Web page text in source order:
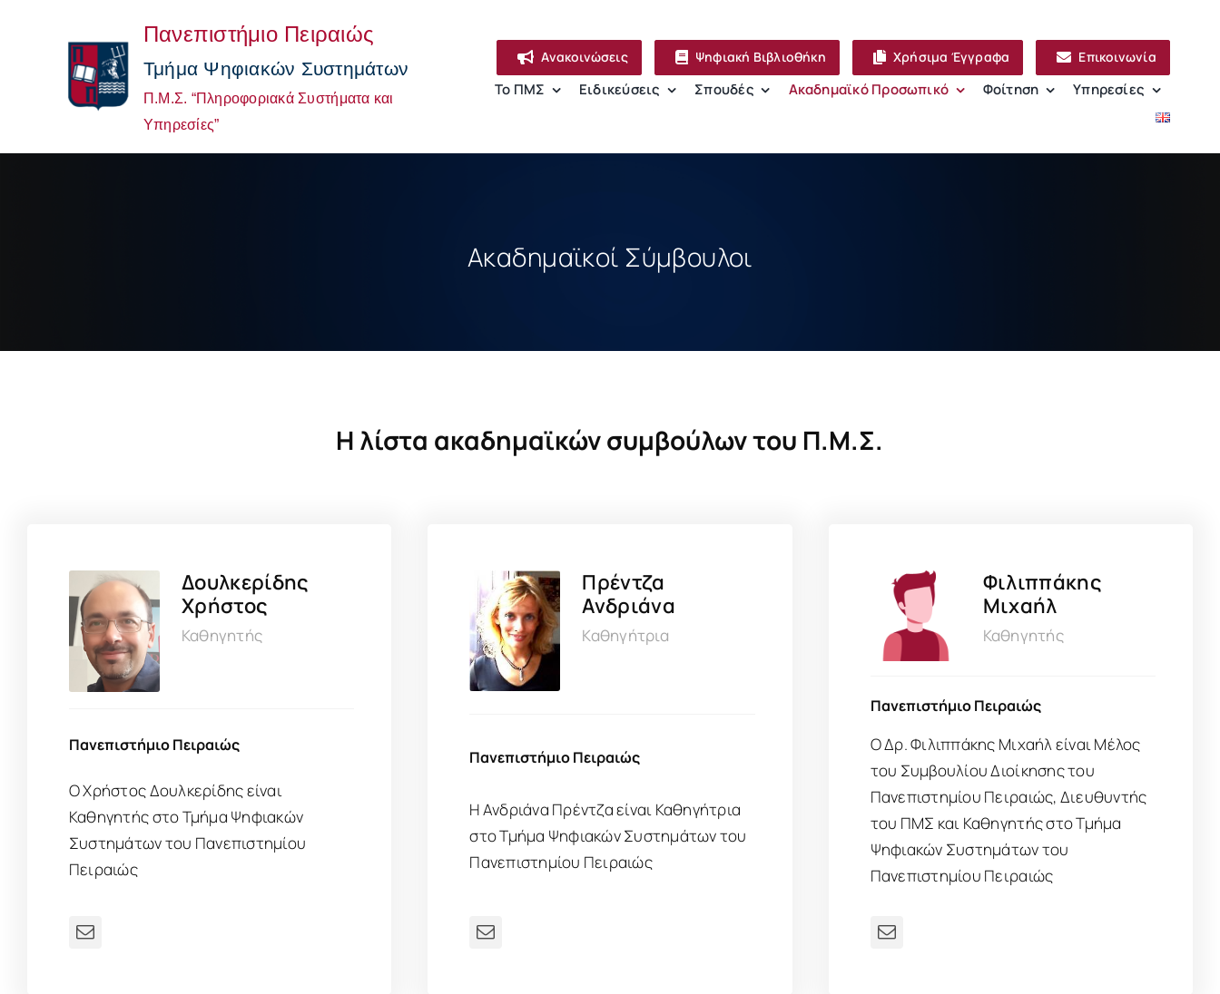
περιεχόμενο
Πανεπιστήμιο Πειραιώς
Τμήμα Ψηφιακών Συστημάτων
Π.Μ.Σ. “Πληροφοριακά Συστήματα και
Υπηρεσίες”
Ανακοινώσεις Ψηφιακή Βιβλιοθήκη Χρήσιμα Έγγραφα Επικοινωνία
Το ΠΜΣ Ειδικεύσεις Σπουδές Ακαδημαϊκό Προσωπικό Φοίτηση Υπηρεσίες
Ακαδημαϊκοί Σύμβουλοι
Η λίστα ακαδημαϊκών συμβούλων του Π.Μ.Σ.
Δουλκερίδης
Χρήστος
Καθηγητής
Πανεπιστήμιο Πειραιώς
Ο Χρήστος Δουλκερίδης είναι
Καθηγητής στο Τμήμα Ψηφιακών
Συστημάτων του Πανεπιστημίου
Πειραιώς
Πρέντζα
Ανδριάνα
Καθηγήτρια
Πανεπιστήμιο Πειραιώς
Η Ανδριάνα Πρέντζα είναι Καθηγήτρια
στο Τμήμα Ψηφιακών Συστημάτων του
Πανεπιστημίου Πειραιώς
Φιλιππάκης
Μιχαήλ
Καθηγητής
Πανεπιστήμιο Πειραιώς
Ο Δρ. Φιλιππάκης Μιχαήλ είναι Μέλος
του Συμβουλίου Διοίκησης του
Πανεπιστημίου Πειραιώς, Διευθυντής
του ΠΜΣ και Καθηγητής στο Τμήμα
Ψηφιακών Συστημάτων του
Πανεπιστημίου Πειραιώς